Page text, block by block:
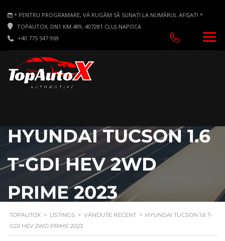
* PENTRU PROGRAMARE, VĂ RUGĂM SĂ SUNAȚI LA NUMĂRUL AFIȘAT! *
TOPAUTOX, DN1 KM 489, 407281 CLUJ-NAPOCA
+40 775 547 969
HYUNDAI TUCSON 1.6
T-GDI HEV 2WD
PRIME 2023
TOPAUTOX > LISTINGS > VÂNDUTE RECENT > HYUNDAI TUCSON 1.6 T-
GDI HEV 2WD PRIME 2023